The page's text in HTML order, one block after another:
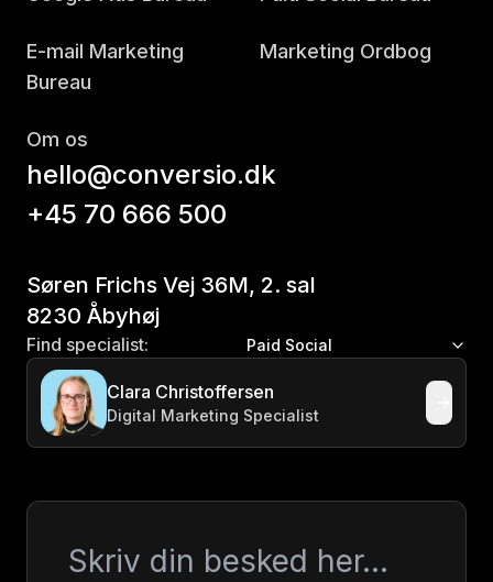
E-mail Marketing
Bureau
Marketing Ordbog
Om os
hello@conversio.dk
+45 70 666 500
Søren Frichs Vej 36M, 2. sal
8230 Åbyhøj
Find specialist: Paid Social
Clara Christoffersen
Digital Marketing Specialist